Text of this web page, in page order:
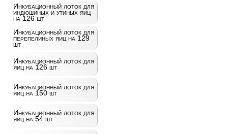
Инкубационный лоток для
индюшиных и утиных яиц
на 126 шт
Инкубационный лоток для
перепелиных яиц на 129
шт
Инкубационный лоток для
яиц на 126 шт
Инкубационный лоток для
яиц на 150 шт
Инкубационный лоток для
яиц на 54 шт